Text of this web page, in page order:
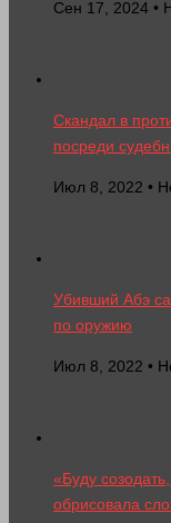
Сен 17, 2024 •
Скандал в
посреди
Июл 8, 2022 •
Убивший Абэ
по оружию
Июл 8, 2022 •
«Буду
обрисовала